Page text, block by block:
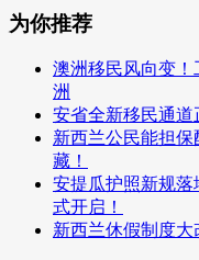
为你推荐
澳洲移民风向变
洲
安省全新移民通道
新西兰公民能担保
藏！
安提瓜护照新规
式开启！
新西兰休假制度大